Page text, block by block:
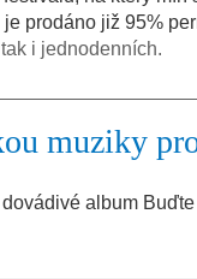
prodáno již 95%
i jednodenních.
muziky
album